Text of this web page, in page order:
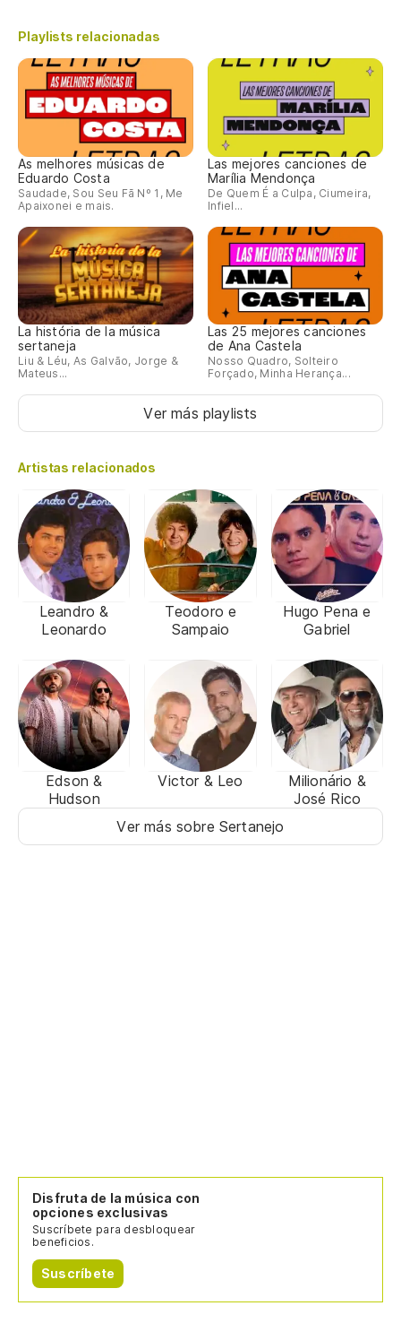
Playlists relacionadas
As melhores músicas de
Eduardo Costa
Saudade, Sou Seu Fã Nº 1, Me
Apaixonei e mais.
Las mejores canciones de
Marília Mendonça
De Quem É a Culpa, Ciumeira,
Infiel...
La história de la música
sertaneja
Liu & Léu, As Galvão, Jorge &
Mateus...
Las 25 mejores canciones
de Ana Castela
Nosso Quadro, Solteiro
Forçado, Minha Herança...
Ver más playlists
Artistas relacionados
Leandro &
Leonardo
Teodoro e
Sampaio
Hugo Pena e
Gabriel
Edson &
Hudson
Victor & Leo
Milionário &
José Rico
Ver más sobre Sertanejo
Disfruta de la música con
opciones exclusivas
Suscríbete para desbloquear
beneficios.
Suscríbete